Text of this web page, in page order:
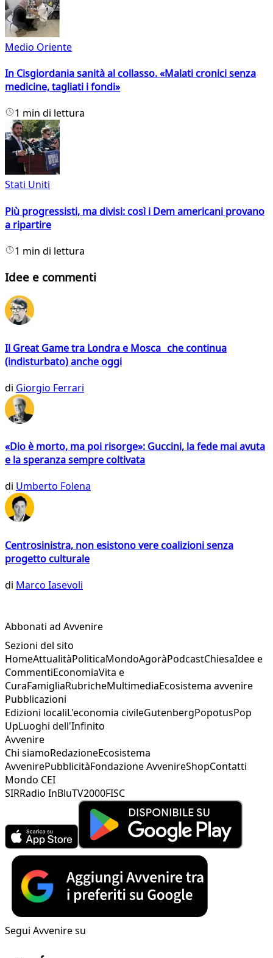
Medio Oriente
In Cisgiordania sanità al collasso. «Malati cronici senza
medicine, tagliati i fondi»
1 min di lettura
Stati Uniti
Più progressisti, ma divisi: così i Dem americani provano
a ripartire
1 min di lettura
Idee e commenti
Il Great Game tra Londra e Mosca che continua
(indisturbato) anche oggi
di Giorgio Ferrari
«Dio è morto, ma poi risorge»: Guccini, la fede mai avuta
e la speranza sempre coltivata
di Umberto Folena
Centrosinistra, non esistono vere coalizioni senza
progetto culturale
di Marco Iasevoli
Abbonati ad Avvenire
Sezioni del sito
HomeAttualitàPoliticaMondoAgoràPodcastChiesaIdee e
CommentiEconomiaVita e
CuraFamigliaRubricheMultimediaEcosistema avvenire
Pubblicazioni
Edizioni localiL'economia civileGutenbergPopotusPop
UpLuoghi dell'Infinito
Avvenire
Chi siamoRedazioneEcosistema
AvvenirePubblicitàFondazione AvvenireShopContatti
Mondo CEI
SIRRadio InBluTV2000FISC
Segui Avvenire su